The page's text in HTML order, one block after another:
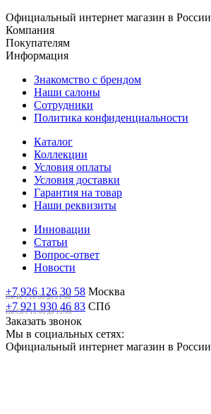
Официальный интернет магазин в России
Компания
Покупателям
Информация
Знакомство с брендом
Наши салоны
Сотрудники
Политика конфиденциальности
Каталог
Коллекции
Условия оплаты
Условия доставки
Гарантия на товар
Наши реквизиты
Инновации
Статьи
Вопрос-ответ
Новости
+7 926 126 30 58 Москва
Пн-Вс с 10:00 до 21:00
+7 921 930 46 83 СПб
Пн-Сб c 11:00 до 19:00
Заказать звонок
Мы в социальных сетях:
Официальный интернет магазин в России